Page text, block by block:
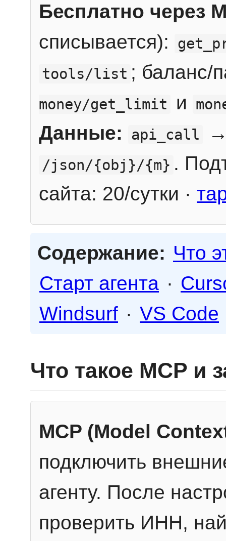
Бесплатно через
списывается):
tools/list ; баланс/
money/get_limit и
Данные: api_call
/json/{obj}/{m} .
сайта: 20/сутки ·
Содержание: Что
Старт агента ·
Windsurf · VS Code
Что такое MCP и
MCP (Model
подключить
агенту. После
проверить ИНН,